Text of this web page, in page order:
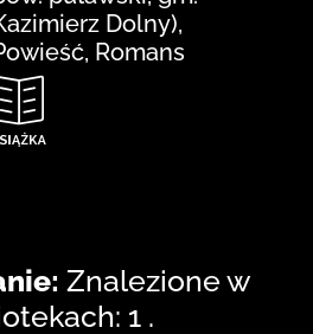
Dolny),
Romans
Znalezione w
1 .